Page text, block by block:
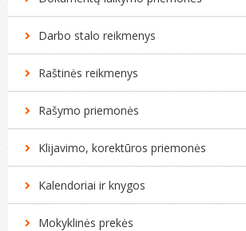
Darbo stalo reikmenys
Raštinės reikmenys
Rašymo priemonės
Klijavimo, korektūros priemonės
Kalendoriai ir knygos
Mokyklinės prekės